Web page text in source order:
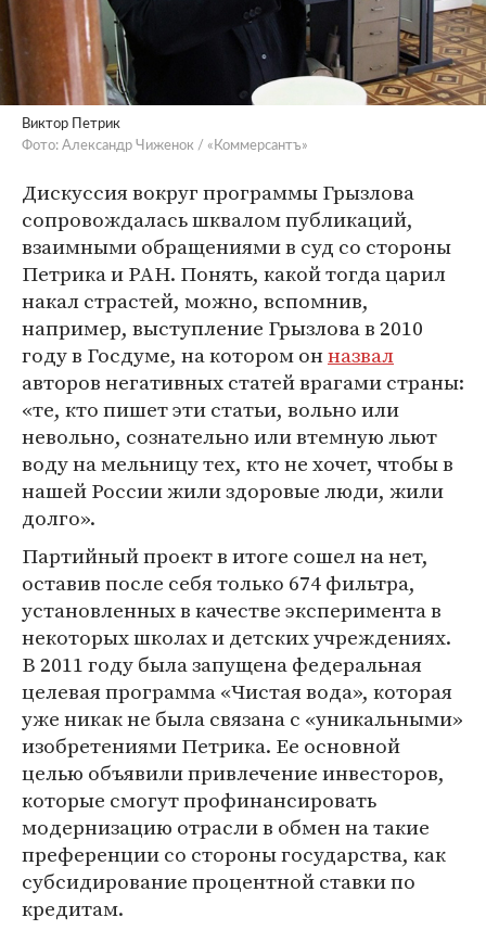
Виктор Петрик
Фото: Александр Чиженок / «Коммерсантъ»
Дискуссия вокруг программы Грызлова
сопровождалась шквалом публикаций,
взаимными обращениями в суд со стороны
Петрика и РАН. Понять, какой тогда царил
накал страстей, можно, вспомнив,
например, выступление Грызлова в 2010
году в Госдуме, на котором онназвал
авторов негативных статей врагами страны:
«те, кто пишет эти статьи, вольно или
невольно, сознательно или втемную льют
воду на мельницу тех, кто не хочет, чтобы в
нашей России жили здоровые люди, жили
долго».
Партийный проект в итоге сошел на нет,
оставив после себя только 674 фильтра,
установленных в качестве эксперимента в
некоторых школах и детских учреждениях.
В 2011 году была запущена федеральная
целевая программа «Чистая вода», которая
уже никак не была связана с «уникальными»
изобретениями Петрика. Ее основной
целью объявили привлечение инвесторов,
которые смогут профинансировать
модернизацию отрасли в обмен на такие
преференции со стороны государства, как
субсидирование процентной ставки по
кредитам.